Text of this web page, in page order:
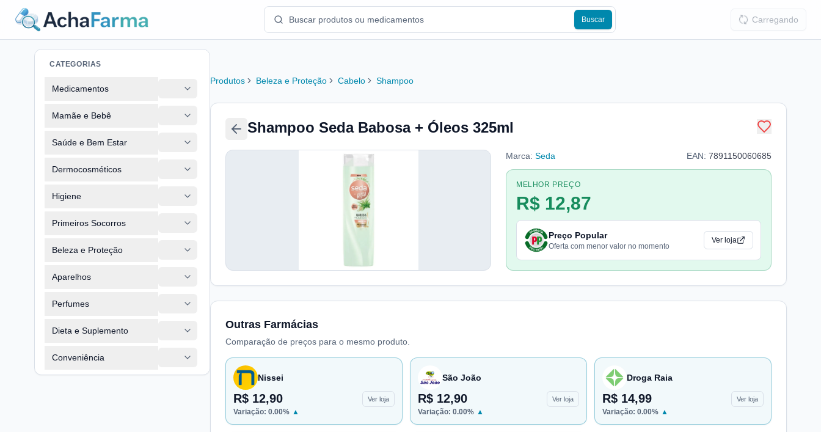
Buscar Carregando
CATEGORIAS
Medicamentos
Mamãe e Bebê
Saúde e Bem Estar
Dermocosméticos
Higiene
Primeiros Socorros
Beleza e Proteção
Aparelhos
Perfumes
Dieta e Suplemento
Conveniência
Produtos Beleza e Proteção Cabelo Shampoo
Shampoo Seda Babosa + Óleos 325ml
Marca: Seda EAN: 7891150060685
MELHOR PREÇO
R$ 12,87
Preço Popular
Oferta com menor valor no momento
Ver loja
Outras Farmácias
Comparação de preços para o mesmo produto.
Nissei
R$ 12,90 Ver loja
Variação: 0.00% ▲
São João
R$ 12,90 Ver loja
Variação: 0.00% ▲
Droga Raia
R$ 14,99 Ver loja
Variação: 0.00% ▲